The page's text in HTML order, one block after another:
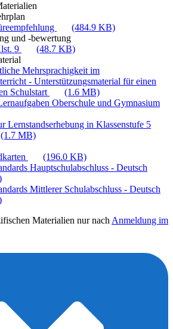
(484.9 KB)
und -bewertung
9
(48.7 KB)
Mehrsprachigkeit im
- Unterstützungsmaterial für einen
Schulstart
(1.6 MB)
Oberschule und Gymnasium
Lernstandserhebung in Klassenstufe 5
(1.7 MB)
(196.0 KB)
Hauptschulabschluss - Deutsch
Mittlerer Schulabschluss - Deutsch
Materialien nur nach Anmeldung im